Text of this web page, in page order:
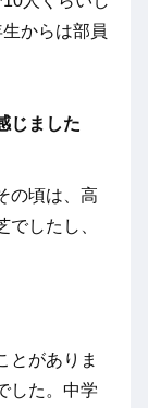
からは部員
じました
の頃は、高
したし、
とがありま
した。中学